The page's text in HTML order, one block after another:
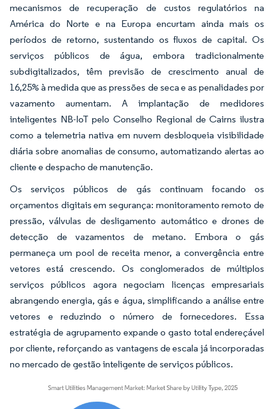
mecanismos de recuperação de custos regulatórios na
América do Norte e na Europa encurtam ainda mais os
períodos de retorno, sustentando os fluxos de capital. Os
serviços públicos de água, embora tradicionalmente
subdigitalizados, têm previsão de crescimento anual de
16,25% à medida que as pressões de seca e as penalidades por
vazamento aumentam. A implantação de medidores
inteligentes NB-IoT pelo Conselho Regional de Cairns ilustra
como a telemetria nativa em nuvem desbloqueia visibilidade
diária sobre anomalias de consumo, automatizando alertas ao
cliente e despacho de manutenção.
Os serviços públicos de gás continuam focando os
orçamentos digitais em segurança: monitoramento remoto de
pressão, válvulas de desligamento automático e drones de
detecção de vazamentos de metano. Embora o gás
permaneça um pool de receita menor, a convergência entre
vetores está crescendo. Os conglomerados de múltiplos
serviços públicos agora negociam licenças empresariais
abrangendo energia, gás e água, simplificando a análise entre
vetores e reduzindo o número de fornecedores. Essa
estratégia de agrupamento expande o gasto total endereçável
por cliente, reforçando as vantagens de escala já incorporadas
no mercado de gestão inteligente de serviços públicos.